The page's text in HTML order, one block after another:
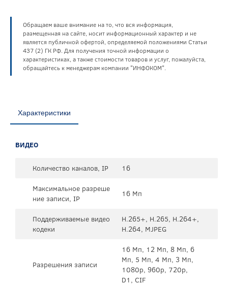
Обращаем ваше внимание на то, что вся информация,
размещенная на сайте, носит информационный характер и не
является публичной офертой, определяемой положениями Статьи
437 (2) ГК РФ. Для получения точной информации о
характеристиках, а также стоимости товаров и услуг, пожалуйста,
обращайтесь к менеджерам компании "ИНФОКОМ".
Характеристики
ВИДЕО
Количество каналов, IP
16
Максимальное разреше
ние записи, IP
16 Мп
Поддерживаемые видео
кодеки
H.265+, H.265, H.264+,
H.264, MJPEG
Разрешения записи
16 Мп, 12 Мп, 8 Мп, 6
Мп, 5 Мп, 4 Мп, 3 Мп,
1080p, 960p, 720p,
D1, CIF